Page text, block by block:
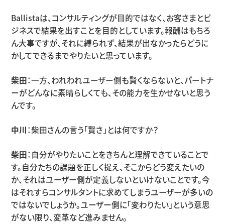
Ballistaは、コンサルティングが目的ではなく、お客さまとビ
ジネスで結果を出すことを目的としています。報酬はもちろ
ん大事ですが、それに縛られず、結果が出なかったらどうに
かしてできるまでやりたいと思っています。
柴田：一方、われわれユーザー側も賢くならないと、パートナ
ーがどんなに素晴らしくても、その能力を生かせないと思う
んです。
中川：柴田さんの言う「賢さ」とは何ですか？
柴田：自分がやりたいことをきちんと理解できていることで
す。自分たちの課題を正しく捉え、そこからどう変えたいの
か、それはユーザー側が定義しないといけないことです。今
はそれすらコンサルタントに求めてしまうユーザーが多いの
ではないでしょうか。ユーザー側に「変わりたい」という意思
がない限り、変革など進みません。